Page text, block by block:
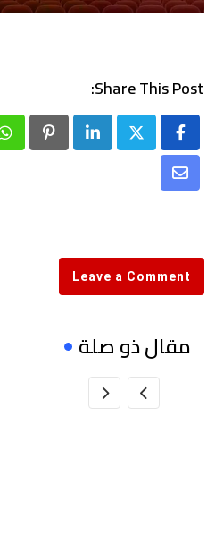
Share This Post:
LinkedIn
Share
Leave a Comment
مقال ذو صلة